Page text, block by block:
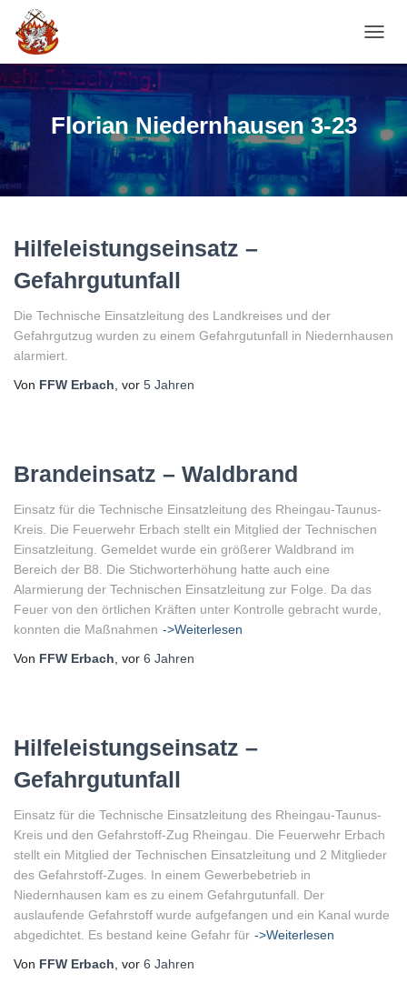
Florian Niedernhausen 3-23
Hilfeleistungseinsatz –
Gefahrgutunfall
Die Technische Einsatzleitung des Landkreises und der
Gefahrgutzug wurden zu einem Gefahrgutunfall in Niedernhausen
alarmiert.
Von FFW Erbach , vor 5 Jahren
Brandeinsatz – Waldbrand
Einsatz für die Technische Einsatzleitung des Rheingau-Taunus-
Kreis. Die Feuerwehr Erbach stellt ein Mitglied der Technischen
Einsatzleitung. Gemeldet wurde ein größerer Waldbrand im
Bereich der B8. Die Stichworterhöhung hatte auch eine
Alarmierung der Technischen Einsatzleitung zur Folge. Da das
Feuer von den örtlichen Kräften unter Kontrolle gebracht wurde,
konnten die Maßnahmen ->Weiterlesen
Von FFW Erbach , vor 6 Jahren
Hilfeleistungseinsatz –
Gefahrgutunfall
Einsatz für die Technische Einsatzleitung des Rheingau-Taunus-
Kreis und den Gefahrstoff-Zug Rheingau. Die Feuerwehr Erbach
stellt ein Mitglied der Technischen Einsatzleitung und 2 Mitglieder
des Gefahrstoff-Zuges. In einem Gewerbebetrieb in
Niedernhausen kam es zu einem Gefahrgutunfall. Der
auslaufende Gefahrstoff wurde aufgefangen und ein Kanal wurde
abgedichtet. Es bestand keine Gefahr für ->Weiterlesen
Von FFW Erbach , vor 6 Jahren